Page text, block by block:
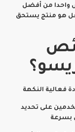
واحدا من أفضل
هو منتج يستحق
فعالية النكهة
على تحديد
بسرعة